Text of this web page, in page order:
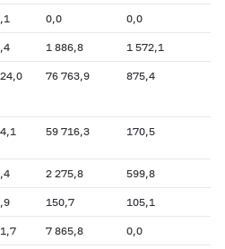
0,0 0,0
1 886,8 1 572,1
76 763,9 875,4
59 716,3 170,5
2 275,8 599,8
150,7 105,1
7 865,8 0,0